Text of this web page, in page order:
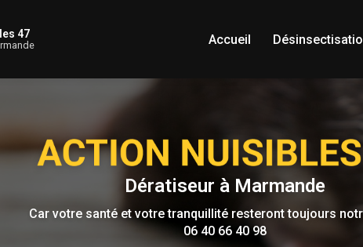
47 Accueil
Blattes
Dératiseur à Marmande
Car votre santé et votre tranquillité resteront toujours
06 40 66 40 98